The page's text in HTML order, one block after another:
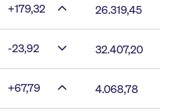
+179,32 26.319,45
-23,92 32.407,20
+67,79 4.068,78